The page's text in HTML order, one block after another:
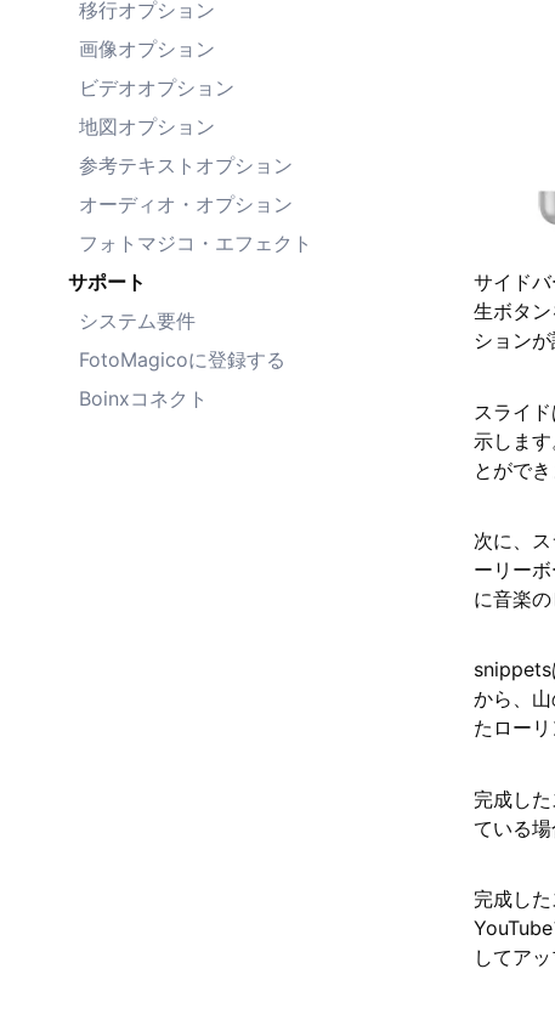
移行オプション
画像オプション
ビデオオプション
地図オプション
参考テキストオプション
オーディオ・オプション
フォトマジコ・エフェクト
サポート
システム要件
FotoMagicoに登録する
Boinxコネクト
サイド
生ボタ
ションが
スライド
示しま
とがで
次に、
ーリー
に音楽の
snippets
から、
たロー
完成し
ている
完成し
してア